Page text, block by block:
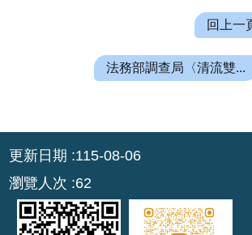
政
府
資
回上一
法務部調查局〈清流雙...
更新日期
115-08-06
瀏覽人次
62